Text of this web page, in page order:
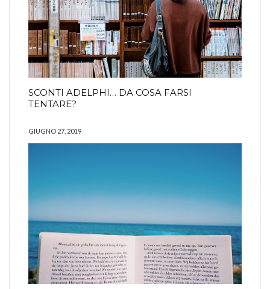
SCONTI ADELPHI… DA COSA FARSI
TENTARE?
GIUGNO 27, 2019